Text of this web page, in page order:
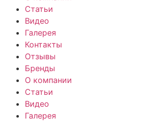
Статьи
Видео
Галерея
Контакты
Отзывы
Бренды
О компании
Статьи
Видео
Галерея